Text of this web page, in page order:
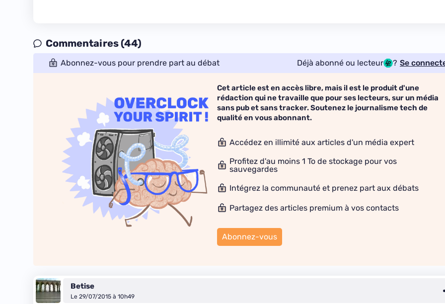
Commentaires (44)
Abonnez-vous pour prendre part au débat Déjà abonné ou lecteur ? Se
Cet article est en accès libre, mais il est le produit d'une
rédaction qui ne travaille que pour ses lecteurs, sur un média
sans pub et sans tracker. Soutenez le journalisme tech de
qualité en vous abonnant.
Accédez en illimité aux articles d'un média expert
Profitez d'au moins 1 To de stockage pour vos
sauvegardes
Intégrez la communauté et prenez part aux débats
Partagez des articles premium à vos contacts
Abonnez-vous
Betise
Le 29/07/2015 à 10h49